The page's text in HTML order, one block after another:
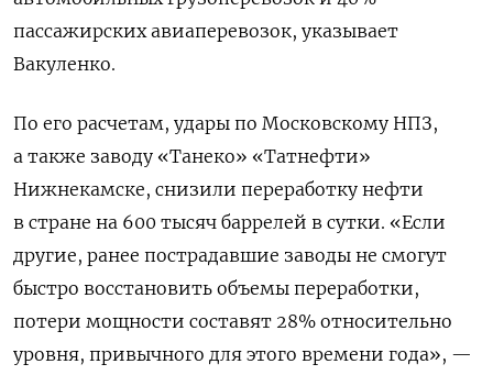
пассажирских авиаперевозок, указывает
Вакуленко.
По его расчетам, удары по Московскому НПЗ,
а также заводу «Танеко» «Татнефти»
Нижнекамске, снизили переработку нефти
в стране на 600 тысяч баррелей в сутки. «Если
другие, ранее пострадавшие заводы не смогут
быстро восстановить объемы переработки,
потери мощности составят 28% относительно
уровня, привычного для этого времени года», —